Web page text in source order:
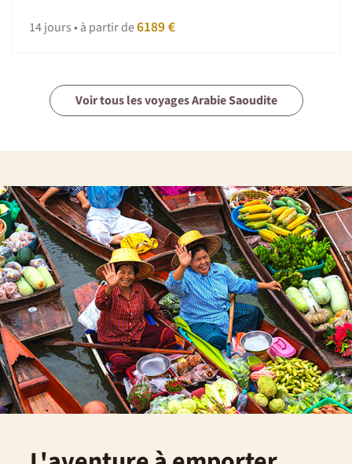
14 jours • à partir de6189 €
Voir tous les voyages Arabie Saoudite